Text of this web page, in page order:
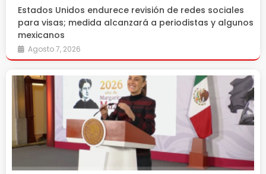
Estados Unidos endurece revisión de redes sociales
para visas; medida alcanzará a periodistas y algunos
mexicanos
Agosto 7, 2026